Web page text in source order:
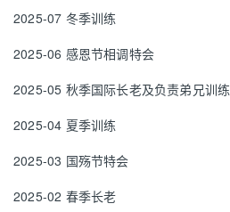
2025-07 冬季训练
2025-06 感恩节相调特会
2025-05 秋季国际长老及负责弟兄训练
2025-04 夏季训练
2025-03 国殇节特会
2025-02 春季长老